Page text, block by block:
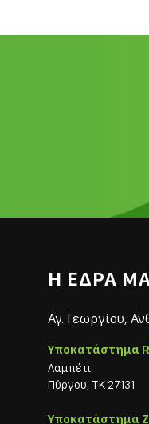
Η ΕΔΡΑ
Αγ. Γεωργίου,
Υποκατάστημα
Λαμπέτι
Πύργου, ΤΚ 27131
Υποκατάστημα